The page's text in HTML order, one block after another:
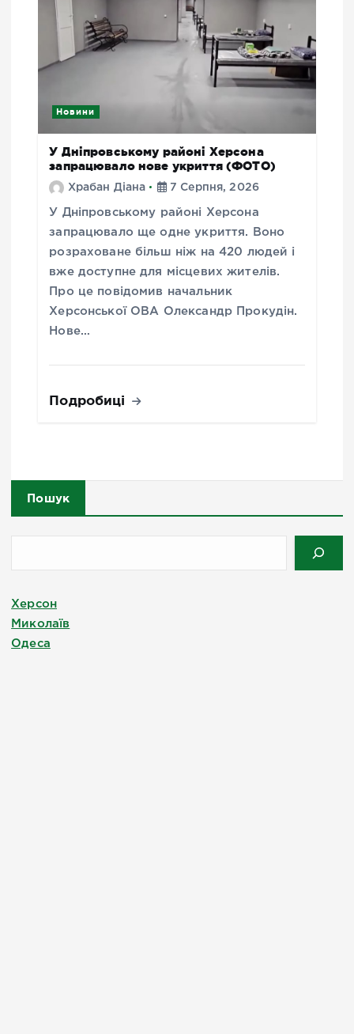
Новини
У Дніпровському районі Херсона
запрацювало нове укриття (ФОТО)
Храбан Діана 7 Серпня, 2026
У Дніпровському районі Херсона
запрацювало ще одне укриття. Воно
розраховане більш ніж на 420 людей і
вже доступне для місцевих жителів.
Про це повідомив начальник
Херсонської ОВА Олександр Прокудін.
Нове…
Подробиці
Пошук
Херсон
Миколаїв
Одеса